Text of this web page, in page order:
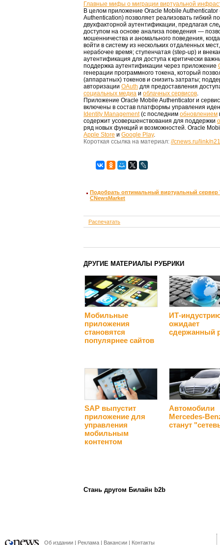
Главные мифы о миграции виртуальной
В целом приложение Oracle Mobile Authenticator
Authentication) позволяет реализовать гибкий
двухфакторной аутентификации, предлагая
доступом на основе анализа поведения —
мошенничества и аномального поведения,
войти в систему из нескольких отдаленных
нерабочее время; ступенчатая (step-up) и
аутентификация для доступа к критически
поддержка аутентификации через приложение
генерации программного токена, который
(аппаратных) токенов и снизить затраты;
авторизации OAuth для предоставления
социальных медиа и облачных сервисов.
Приложение Oracle Mobile Authenticator и
включены в состав платформы управления
Identity Management(с последним обновлением
содержит усовершенствования для поддержки
ряд новых функций и возможностей. Oracle
Apple Store и Google Play.
Короткая ссылка на материал: //cnews.ru/link/
Подобрать оптимальный виртуальный сервер
CNewsMarket
Распечатать
ДРУГИЕ МАТЕРИАЛЫ РУБРИКИ
Мобильные
приложения
становятся
популярнее сайтов
ИТ-
ожидает
сдержанный
SAP выпустит
приложение для
управления
мобильным
контентом
Автомобили
Mercedes-
станут
Стань другом Билайн b2b
Об издании Реклама Вакансии Контакты